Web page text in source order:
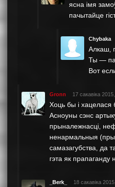
ясна імя
пачытайце
Chybaka
Алкаш,
Ты —
Вот
Gronn 17 сакавіка
Хоць бы i хацелася
Асноуны сэнс
прыналежнасцi,
ненармальныя
самазагубства, да
гэта як прапаганду
_Berk_ 18 сакавіка